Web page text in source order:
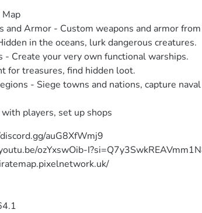
Map
and Armor - Custom weapons and armor
in the oceans, lurk dangerous creatures.
- Create your very own functional warships.
for treasures, find hidden loot.
- Siege towns and nations, capture
with players, set up shops
auG8XfWmj9
ozYxswOib-